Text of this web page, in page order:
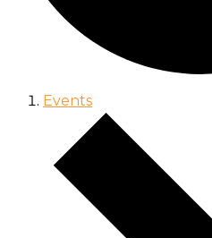
Events